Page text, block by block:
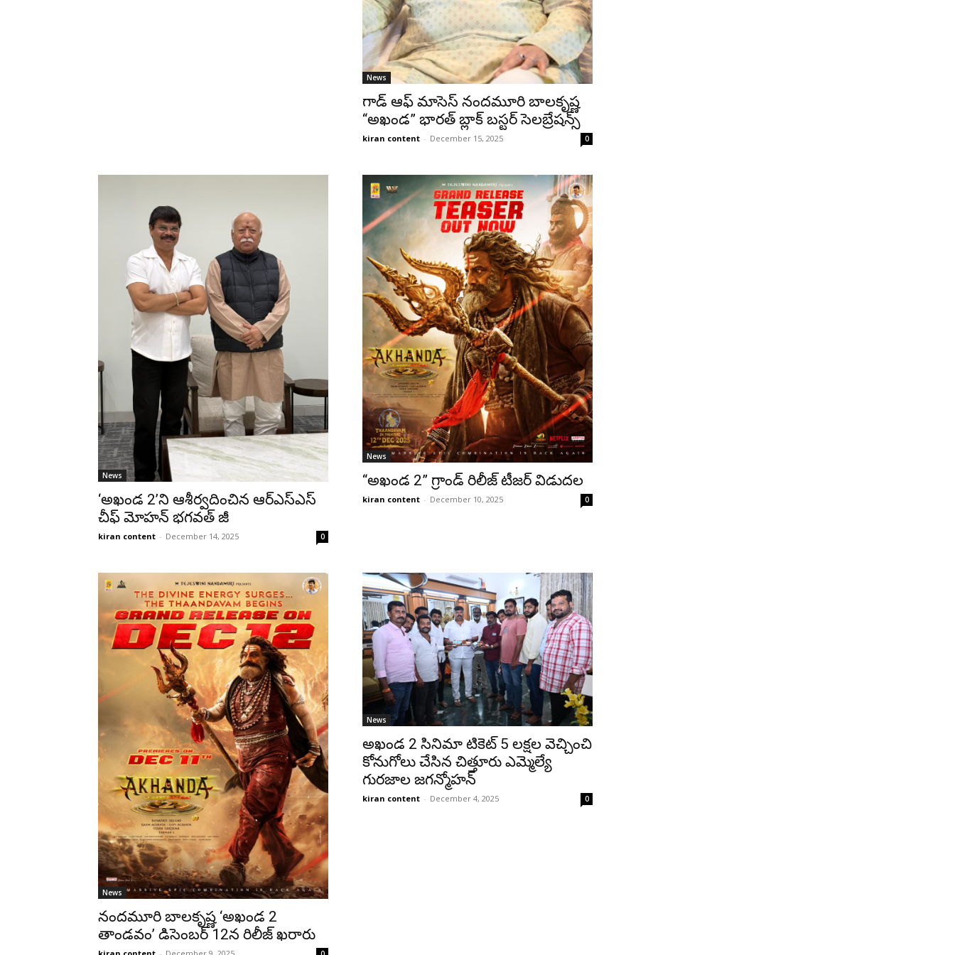
News
గాడ్ ఆఫ్ మాసెస్ నందమూరి బాలకృష్ణ
“అఖండ” భారత్ బ్లాక్ బస్టర్ సెలబ్రేషన్స్
kiran content - December 15, 2025 0
News
‘అఖండ 2’ని ఆశీర్వదించిన ఆర్ఎస్ఎస్
చీఫ్ మోహన్ భగవత్ జీ
kiran content - December 14, 2025 0
News
“అఖండ 2” గ్రాండ్ రిలీజ్ టీజర్ విడుదల
kiran content - December 10, 2025 0
News
నందమూరి బాలకృష్ణ ‘అఖండ 2
తాండవం’ డిసెంబర్ 12న రిలీజ్ ఖరారు
News
అఖండ 2 సినిమా టికెట్ 5 లక్షల వెచ్చించి
కోనుగోలు చేసిన చిత్తూరు ఎమ్మెల్యే
గురజాల జగన్మోహన్
kiran content - December 4, 2025 0